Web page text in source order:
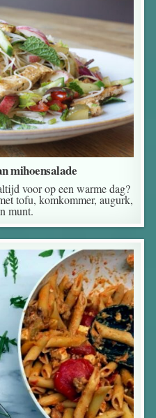
mihoensalade
voor op een warme dag?
tofu, komkommer, augurk,
munt.